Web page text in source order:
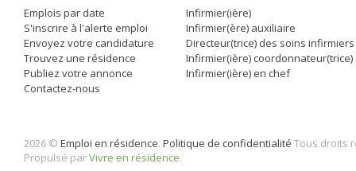
Emplois par date
S'inscrire à l'alerte emploi
Envoyez votre candidature
Trouvez une résidence
Publiez votre annonce
Contactez-nous
Infirmier(ière)
Infirmier(ère) auxiliaire
Directeur(trice) des soins infirmiers
Infirmier(ière) coordonnateur(trice)
Infirmier(ière) en chef
2026 © Emploi en résidence. Politique de confidentialité Tous droits
Propulsé parVivre en résidence.